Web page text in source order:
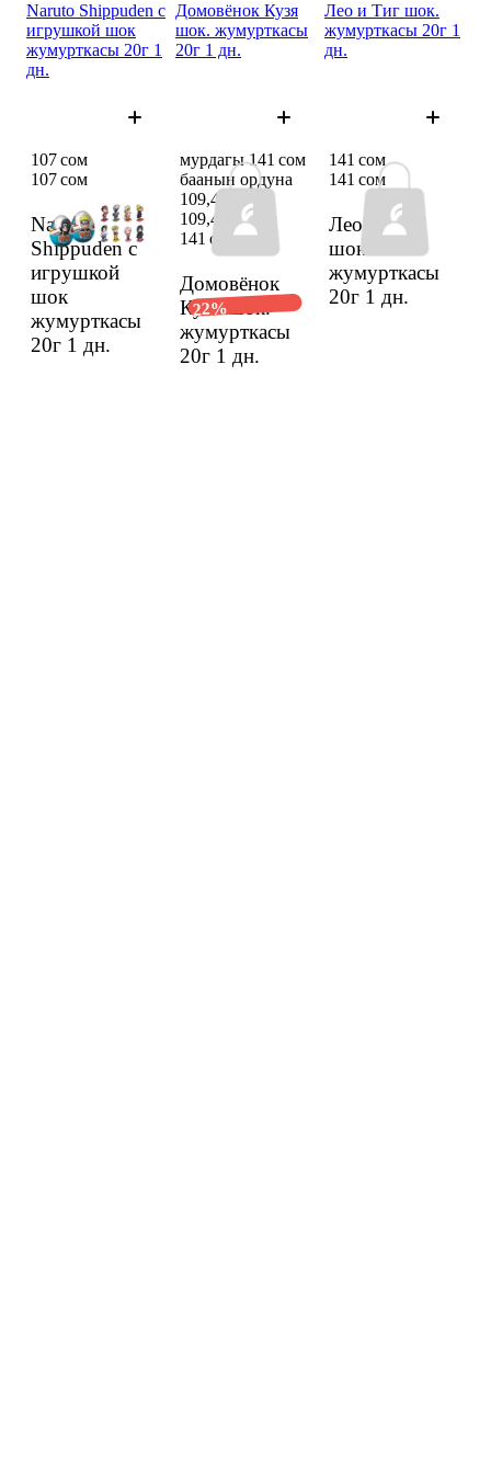
Naruto Shippuden с
игрушкой шок
жумурткасы 20г 1
дн.
Naruto
Shippuden с
игрушкой
шок
жумурткасы
20г 1 дн.
107 сом
107 сом
Домовёнок Кузя
шок. жумурткасы
20г 1 дн.
Домовёнок
Кузя шок.
жумурткасы
20г 1 дн.
мурдагы 141 сом
баанын ордуна
109,48 сом
109,48 сом
141 сом
22%
Лео и Тиг шок.
жумурткасы 20г 1
дн.
Лео и Тиг
шок.
жумурткасы
20г 1 дн.
141 сом
141 сом